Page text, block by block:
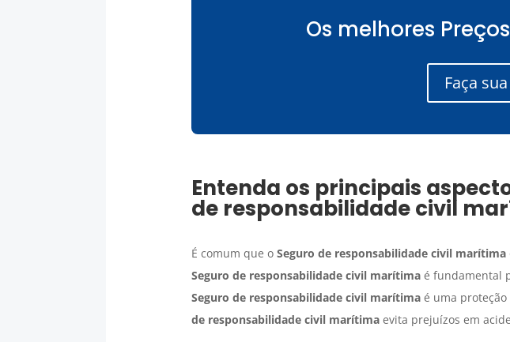
Os melhores
Faça
Entenda os principais
de responsabilidade civil
É comum que o Seguro de responsabilidade civil marítima
Seguro de responsabilidade civil marítimaé fundamental
Seguro de responsabilidade civil marítimaé uma proteção
de responsabilidade civil marítimaevita prejuízos em